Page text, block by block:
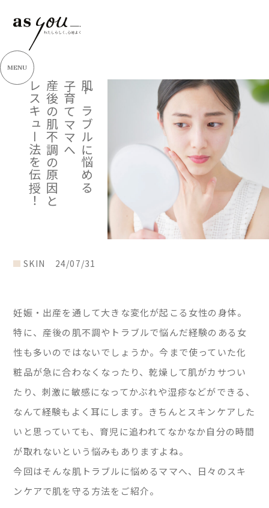
MENU
肌トラブルに悩める
子育てママへ
産後の肌不調の原因と
レスキュー法を伝授！
SKIN 24/07/31
妊娠・出産を通して大きな変化が起こる女性の身体。
特に、産後の肌不調やトラブルで悩んだ経験のある女
性も多いのではないでしょうか。今まで使っていた化
粧品が急に合わなくなったり、乾燥して肌がカサつい
たり、刺激に敏感になってかぶれや湿疹などができる、
なんて経験もよく耳にします。きちんとスキンケアした
いと思っていても、育児に追われてなかなか自分の時間
が取れないという悩みもありますよね。
今回はそんな肌トラブルに悩めるママへ、日々のスキ
ンケアで肌を守る方法をご紹介。